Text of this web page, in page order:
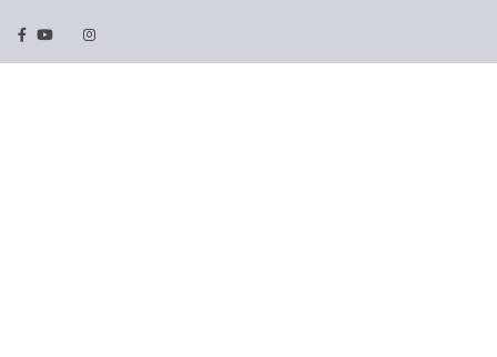
Facebook
Youtube
TwitterInstragram